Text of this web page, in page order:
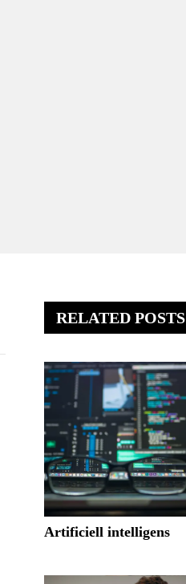
RELATED POSTS
Artificiell intelligens